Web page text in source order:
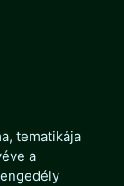
tematikája
a